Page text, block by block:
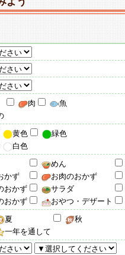
肉
魚
黄色
緑色
白色
めん
かず
お肉のおかず
おかず
サラダ
おかず
おやつ・デザート
夏
秋
一年を通して